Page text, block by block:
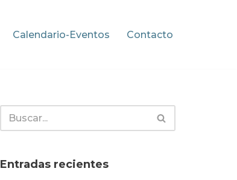
Calendario-Eventos Contacto
Entradas recientes